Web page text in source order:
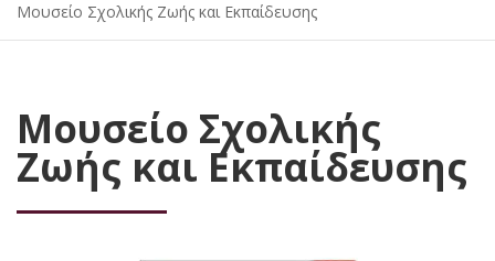
Μουσείο Σχολικής Ζωής και Εκπαίδευσης
Μουσείο Σχολικής
Ζωής και Εκπαίδευσης